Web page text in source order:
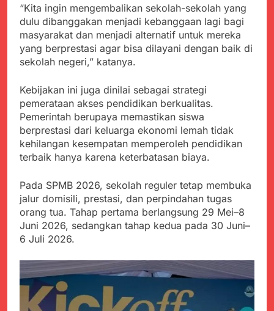
Pemkot Sukabumi
Perkuat Penataan
Pedagang dan
Pengelolaan Sampah
Ribuan Warga Padati
Peringatan Hari ASI
Sedunia di Cibadak,
PDIP Tegaskan ASI
adalah Investasi
Agustus 6, 2026
Wujud Kepedulian Polri,
Kapolresta Sumenep
Berangkatkan Empat
Korban Kebakaran KMP
Mutiara Sentosa 2 ke
Posko Pusat Tg. Perak
Surabaya
SMA Negeri Nyalindung
Sukabumi Diduga
Lakukan Pungutan
melalui Komite Sekolah,
Disorot karena Dinilai
Bertentangan dengan
Edaran Disdik Jabar
Agustus 4, 2026
Ketua Umum FSP
Maritim Indonesia
Bantah Isu Mogok
Ada Keputusan Resmi”
Agustus 3, 2026
Alam dan Kehangatan
Gotong Royong di
Desa Sukakersa
Agustus 3, 2026
Korban Tenggelam di
Perairan Giligenting
Berjalan Sesuai
Prosedur
“Kita ingin mengembalikan sekolah-sekolah yang
dulu dibanggakan menjadi kebanggaan lagi bagi
masyarakat dan menjadi alternatif untuk mereka
yang berprestasi agar bisa dilayani dengan baik di
sekolah negeri,” katanya.
Kebijakan ini juga dinilai sebagai strategi
pemerataan akses pendidikan berkualitas.
Pemerintah berupaya memastikan siswa
berprestasi dari keluarga ekonomi lemah tidak
kehilangan kesempatan memperoleh pendidikan
terbaik hanya karena keterbatasan biaya.
Pada SPMB 2026, sekolah reguler tetap membuka
jalur domisili, prestasi, dan perpindahan tugas
orang tua. Tahap pertama berlangsung 29 Mei–8
Juni 2026, sedangkan tahap kedua pada 30 Juni–
6 Juli 2026.